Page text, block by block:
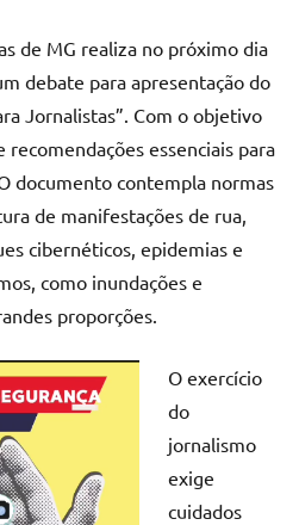
de MG realiza no próximo dia
debate para apresentação do
Jornalistas”. Com o objetivo
essenciais para
documento contempla normas
de manifestações de rua,
cibernéticos, epidemias e
como inundações e
proporções.
O exercício
do
jornalismo
exige
cuidados